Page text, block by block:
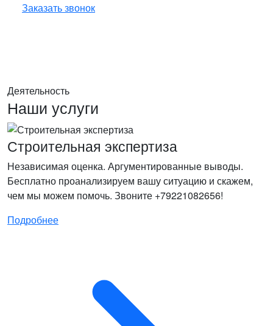
Заказать звонок
Деятельность
Наши услуги
Строительная экспертиза
Независимая оценка. Аргументированные выводы.
Бесплатно проанализируем вашу ситуацию и скажем,
чем мы можем помочь. Звоните +79221082656!
Подробнее